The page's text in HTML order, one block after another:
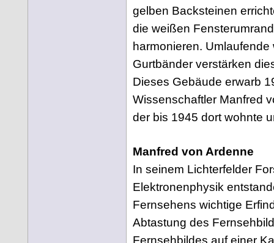
gelben Backsteinen
die weißen
harmonieren. Umlaufende
Gurtbänder verstärken
Dieses Gebäude erwarb
Wissenschaftler Manfred
der bis 1945 dort wohnte
Manfred von Ardenne
In seinem Lichterfelder
Elektronenphysik
Fernsehens wichtige
Abtastung des
Fernsehbildes auf einer